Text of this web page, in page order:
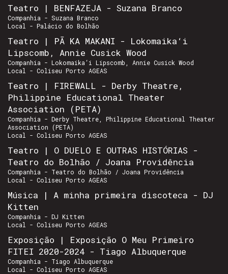
Teatro | BENFAZEJA - Suzana Branco
Companhia - Suzana Branco
Local - Palácio do Bolhão
Teatro | PĀ KA MAKANI - Lokomaika‘i
Lipscomb, Annie Cusick Wood
Companhia - Lokomaika‘i Lipscomb, Annie Cusick Wood
Local - Coliseu Porto AGEAS
Teatro | FIREWALL - Derby Theatre,
Philippine Educational Theater
Association (PETA)
Companhia - Derby Theatre, Philippine Educational Theater
Association (PETA)
Local - Coliseu Porto AGEAS
Teatro | O DUELO E OUTRAS HISTÓRIAS -
Teatro do Bolhão / Joana Providência
Companhia - Teatro do Bolhão / Joana Providência
Local - Coliseu Porto AGEAS
Música | A minha primeira discoteca - DJ
Kitten
Companhia - DJ Kitten
Local - Coliseu Porto AGEAS
Exposição | Exposição O Meu Primeiro
FITEI 2020-2024 - Tiago Albuquerque
Companhia - Tiago Albuquerque
Local - Coliseu Porto AGEAS